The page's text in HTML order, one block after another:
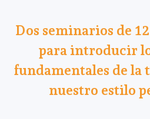
Dos seminarios de
para introducir
fundamentales de la
nuestro estilo